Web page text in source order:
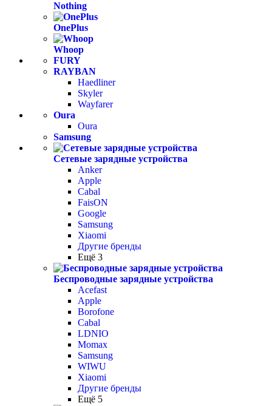
Nothing
OnePlus
Whoop
FURY
RAYBAN
Haedliner
Skyler
Wayfarer
Oura
Oura
Samsung
Сетевые зарядные устройства
Anker
Apple
Cabal
FaisON
Google
Samsung
Xiaomi
Другие бренды
Ещё 3
Беспроводные зарядные устройства
Acefast
Apple
Borofone
Cabal
LDNIO
Momax
Samsung
WIWU
Xiaomi
Другие бренды
Ещё 5